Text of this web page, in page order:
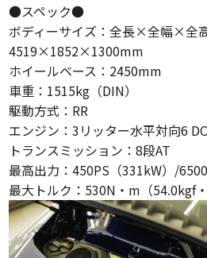
●スペック●
ボディーサイズ：全長×全幅×全
4519×1852×1300mm
ホイールベース：2450mm
車重：1515kg（DIN）
駆動方式：RR
エンジン：3リッター水平対向6
トランスミッション：8段AT
最高出力：450PS（331kW）/
最大トルク：530N・m（54.0kgf